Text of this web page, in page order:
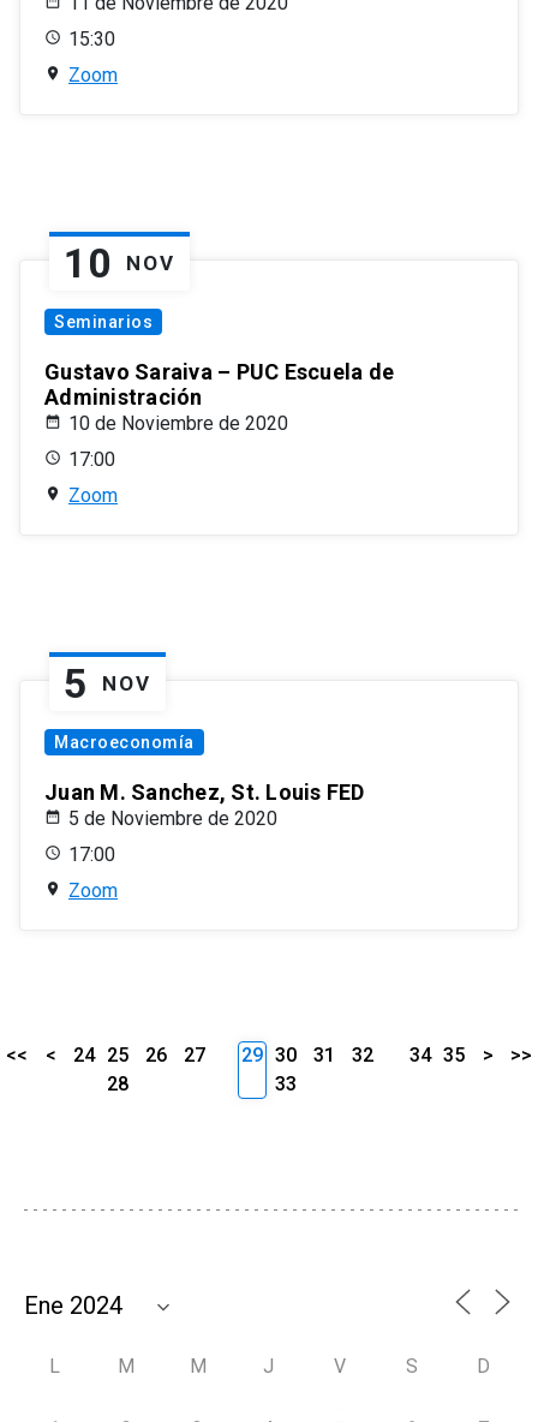
15:30
Zoom
10 NOV
Seminarios
Gustavo Saraiva – PUC Escuela de
Administración
10 de Noviembre de 2020
17:00
Zoom
5 NOV
Macroeconomía
Juan M. Sanchez, St. Louis FED
5 de Noviembre de 2020
17:00
Zoom
<< < 24 25 26
27
28
29 30 31
32
33
34 35 > >>
L M M J V S D